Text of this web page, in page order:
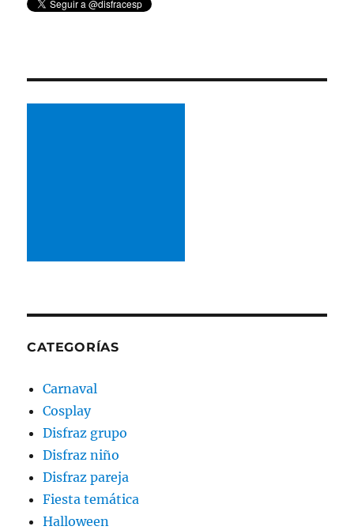
CATEGORÍAS
Carnaval
Cosplay
Disfraz grupo
Disfraz niño
Disfraz pareja
Fiesta temática
Halloween